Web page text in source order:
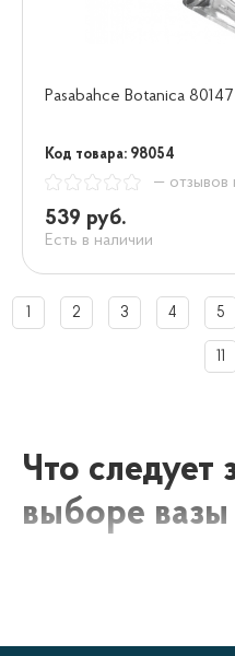
Pasabahce Botanica 80147
Код товара: 98054
— отзывов
539 руб.
Есть в наличии
1 2 3 4 5
11
Что следует
выборе вазы
Разнообразие форм,